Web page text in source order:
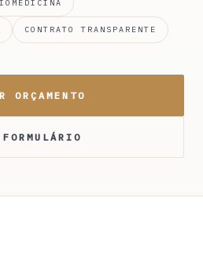
CONTRATO TRANSPARENTE
ORÇAMENTO